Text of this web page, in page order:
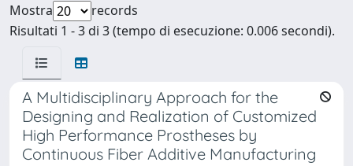
Mostra
records
Risultati 1 - 3 di 3 (tempo di esecuzione: 0.006 secondi).
A Multidisciplinary Approach for the
Designing and Realization of Customized
High Performance Prostheses by
Continuous Fiber Additive Manufacturing